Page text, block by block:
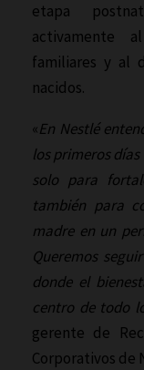
etapa
activamente
familiares y al
nacidos.
«En Nestlé
los primeros
solo para
también para
madre en un
Queremos
donde el
centro de todo
gerente de
Corporativos de